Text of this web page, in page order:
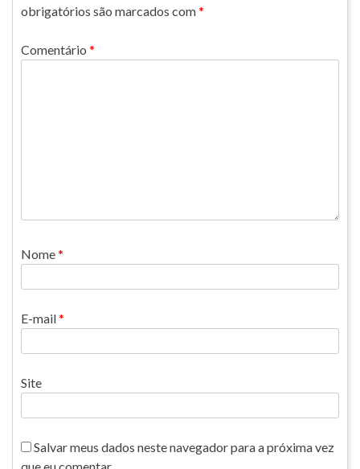
obrigatórios são marcados com*
Comentário *
Nome*
E-mail*
Site
Salvar meus dados neste navegador para a próxima vez